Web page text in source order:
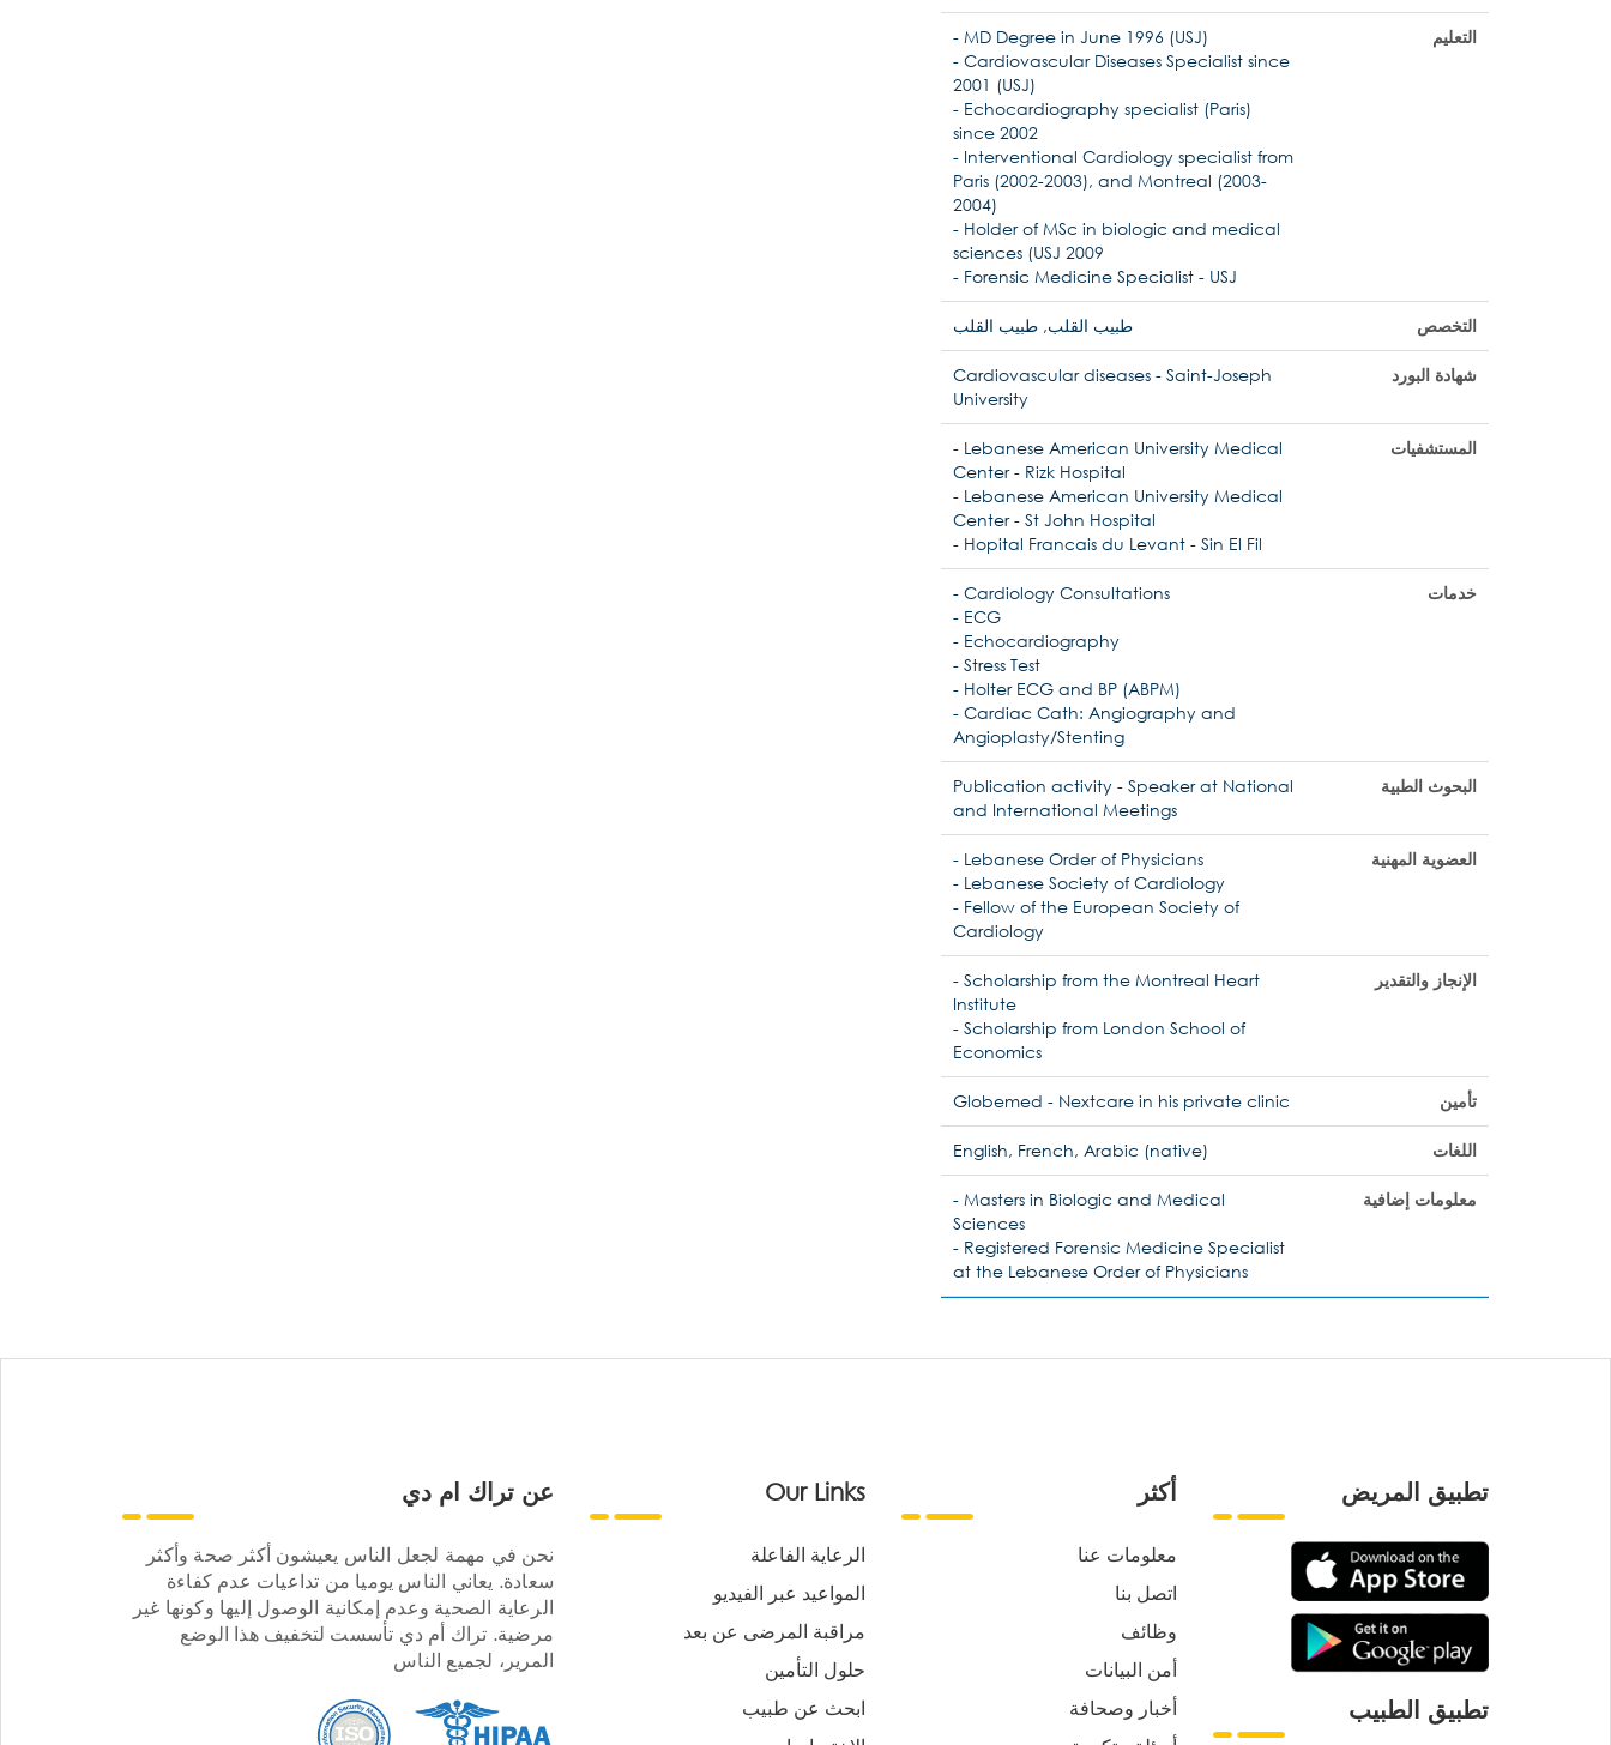
التعليم
- MD Degree in June 1996 (USJ)
- Cardiovascular Diseases Specialist since
2001 (USJ)
- Echocardiography specialist (Paris)
since 2002
- Interventional Cardiology specialist from
Paris (2002-2003), and Montreal (2003-
2004)
- Holder of MSc in biologic and medical
sciences (USJ 2009
- Forensic Medicine Specialist - USJ
التخصص طبيب القلب, طبيب القلب
شهادة البورد
Cardiovascular diseases - Saint-Joseph
University
المستشفيات
- Lebanese American University Medical
Center - Rizk Hospital
- Lebanese American University Medical
Center - St John Hospital
- Hopital Francais du Levant - Sin El Fil
خدمات
- Cardiology Consultations
- ECG
- Echocardiography
- Stress Test
- Holter ECG and BP (ABPM)
- Cardiac Cath: Angiography and
Angioplasty/Stenting
البحوث الطبية
Publication activity - Speaker at National
and International Meetings
العضوية المهنية
- Lebanese Order of Physicians
- Lebanese Society of Cardiology
- Fellow of the European Society of
Cardiology
الإنجاز والتقدير
- Scholarship from the Montreal Heart
Institute
- Scholarship from London School of
Economics
تأمين Globemed - Nextcare in his private clinic
اللغات English, French, Arabic (native)
معلومات إضافية
- Masters in Biologic and Medical
Sciences
- Registered Forensic Medicine Specialist
at the Lebanese Order of Physicians
عن تراك ام دي
نحن في مهمة لجعل الناس يعيشون أكثر صحة وأكثر
سعادة. يعاني الناس يوميا من تداعيات عدم كفاءة
الرعاية الصحية وعدم إمكانية الوصول إليها وكونها غير
مرضية. تراك أم دي تأسست لتخفيف هذا الوضع
المرير، لجميع الناس
Our Links
الرعاية الفاعلة
المواعيد عبر الفيديو
مراقبة المرضى عن بعد
حلول التأمين
ابحث عن طبيب
أكثر
معلومات عنا
اتصل بنا
وظائف
أمن البيانات
أخبار وصحافة
تطبيق المريض
تطبيق الطبيب